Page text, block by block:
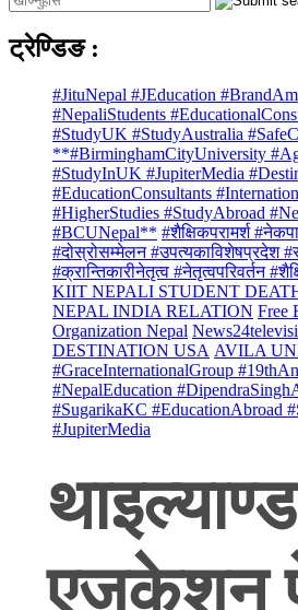
ट्रेण्डिङ :
#JituNepal #JEducation
#NepaliStudents
#StudyUK #StudyAustralia
**#BirminghamCityUniversity
#StudyInUK #JupiterMedia
#EducationConsultants
#HigherStudies #StudyAbroad
#BCUNepal** #शैक्षिकपरामर्श
#दोस्रोसम्मेलन #उपत्यकाविशेषप्रदेश
#क्रान्तिकारीनेतृत्व #नेतृत्वपरिवर्तन
KIIT NEPALI STUDENT
NEPAL INDIA RELATION Free
Organization Nepal
DESTINATION USA AVILA
#GraceInternationalGroup
#NepalEducation
#SugarikaKC #EducationAbroad
#JupiterMedia
थाइल्याण्ड
एजुकेशन